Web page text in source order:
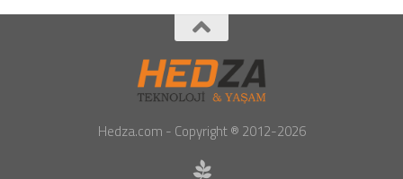
Hedza.com - Copyright ® 2012-2026